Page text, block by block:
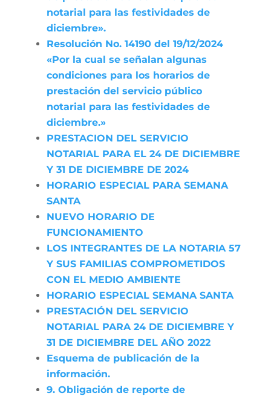
notarial para las festividades de
diciembre».
Resolución No. 14190 del 19/12/2024
«Por la cual se señalan algunas
condiciones para los horarios de
prestación del servicio público
notarial para las festividades de
diciembre.»
PRESTACION DEL SERVICIO
NOTARIAL PARA EL 24 DE DICIEMBRE
Y 31 DE DICIEMBRE DE 2024
HORARIO ESPECIAL PARA SEMANA
SANTA
NUEVO HORARIO DE
FUNCIONAMIENTO
LOS INTEGRANTES DE LA NOTARIA 57
Y SUS FAMILIAS COMPROMETIDOS
CON EL MEDIO AMBIENTE
HORARIO ESPECIAL SEMANA SANTA
PRESTACIÓN DEL SERVICIO
NOTARIAL PARA 24 DE DICIEMBRE Y
31 DE DICIEMBRE DEL AÑO 2022
Esquema de publicación de la
información.
9. Obligación de reporte de